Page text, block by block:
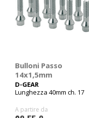
Bulloni Passo
14x1,5mm
D-GEAR
Lunghezza 40mm ch. 17
A partire da